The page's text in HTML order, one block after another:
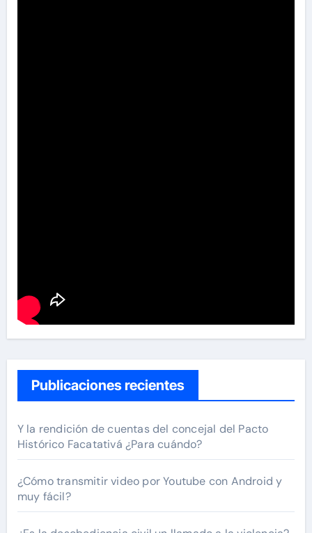
Publicaciones recientes
Y la rendición de cuentas del concejal del Pacto
Histórico Facatativá ¿Para cuándo?
¿Cómo transmitir video por Youtube con Android y
muy fácil?